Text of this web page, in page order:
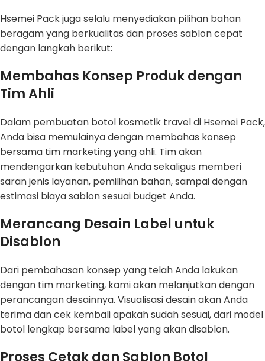
Hsemei Pack juga selalu menyediakan pilihan bahan
beragam yang berkualitas dan proses sablon cepat
dengan langkah berikut:
Membahas Konsep Produk dengan
Tim Ahli
Dalam pembuatan botol kosmetik travel di Hsemei Pack,
Anda bisa memulainya dengan membahas konsep
bersama tim marketing yang ahli. Tim akan
mendengarkan kebutuhan Anda sekaligus memberi
saran jenis layanan, pemilihan bahan, sampai dengan
estimasi biaya sablon sesuai budget Anda.
Merancang Desain Label untuk
Disablon
Dari pembahasan konsep yang telah Anda lakukan
dengan tim marketing, kami akan melanjutkan dengan
perancangan desainnya. Visualisasi desain akan Anda
terima dan cek kembali apakah sudah sesuai, dari model
botol lengkap bersama label yang akan disablon.